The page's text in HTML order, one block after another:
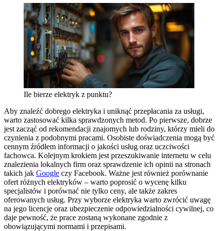
Ile bierze elektryk z punktu?
Aby znaleźć dobrego elektryka i uniknąć przepłacania za usługi,
warto zastosować kilka sprawdzonych metod. Po pierwsze, dobrze
jest zacząć od rekomendacji znajomych lub rodziny, którzy mieli do
czynienia z podobnymi pracami. Osobiste doświadczenia mogą być
cennym źródłem informacji o jakości usług oraz uczciwości
fachowca. Kolejnym krokiem jest przeszukiwanie internetu w celu
znalezienia lokalnych firm oraz sprawdzenie ich opinii na stronach
takich jak Google czy Facebook. Ważne jest również porównanie
ofert różnych elektryków – warto poprosić o wycenę kilku
specjalistów i porównać nie tylko ceny, ale także zakres
oferowanych usług. Przy wyborze elektryka warto zwrócić uwagę
na jego licencje oraz ubezpieczenie odpowiedzialności cywilnej, co
daje pewność, że prace zostaną wykonane zgodnie z
obowiązującymi normami i przepisami.